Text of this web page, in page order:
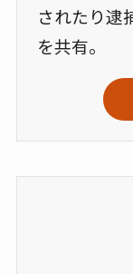
されたり逮
を共有。